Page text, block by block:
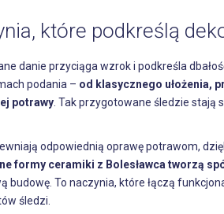
które podkreślą
danie przyciąga wzrok i podkreśla
podania – od klasycznego ułożenia,
potrawy. Tak przygotowane śledzie stają
odpowiednią oprawę potrawom,
formy ceramiki z Bolesławca tworzą
To naczynia, które łączą
śledzi.